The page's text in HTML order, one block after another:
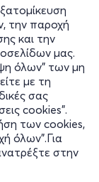
την παροχή
και την
μας.
όλων" των μη
με τη
σας
cookies".
των cookies,
όλων".Για
στην